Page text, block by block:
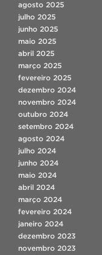
agosto 2025
julho 2025
junho 2025
maio 2025
abril 2025
março 2025
fevereiro 2025
dezembro 2024
novembro 2024
outubro 2024
setembro 2024
agosto 2024
julho 2024
junho 2024
maio 2024
abril 2024
março 2024
fevereiro 2024
janeiro 2024
dezembro 2023
novembro 2023